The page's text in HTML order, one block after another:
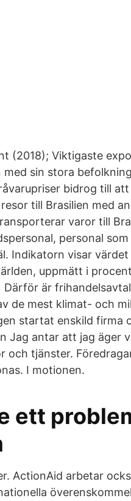
(2018); Viktigaste
sin stora
bidrog till
till Brasilien med
varor till
personal
Indikatorn visar
uppmätt i
är
de mest klimat- och
startat enskild firma
Jag antar att jag äger
och tjänster.
I motionen.
ett
ActionAid arbetar